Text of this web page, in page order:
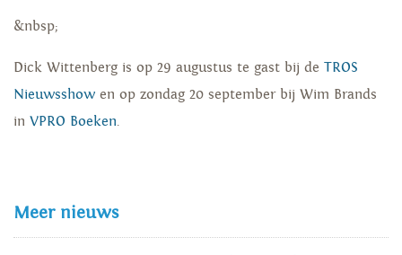
&nbsp;
Dick Wittenberg is op 29 augustus te gast bij de TROS
Nieuwsshow en op zondag 20 september bij Wim Brands
in VPRO Boeken.
Meer nieuws